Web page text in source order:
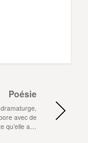
Poésie
avec de
qu’elle a…